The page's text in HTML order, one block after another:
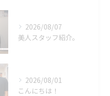
2026/08/07
美人スタッフ紹介。
2026/08/01
こんにちは！